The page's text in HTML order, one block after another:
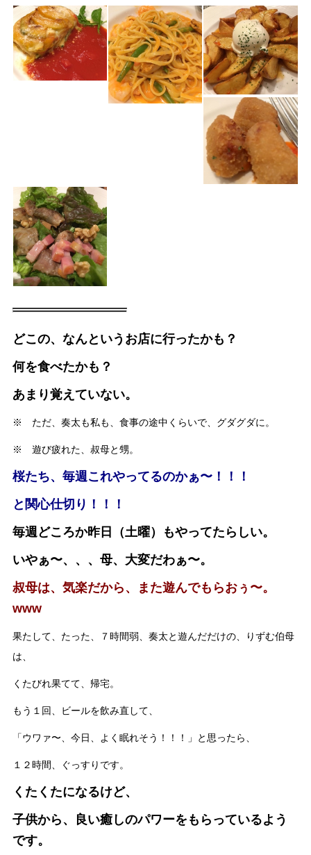
どこの、なんというお店に行ったかも？
何を食べたかも？
あまり覚えていない。
※ ただ、奏太も私も、食事の途中くらいで、グダグダに。
※ 遊び疲れた、叔母と甥。
桜たち、毎週これやってるのかぁ〜！！！
と関心仕切り！！！
毎週どころか昨日（土曜）もやってたらしい。
いやぁ〜、、、母、大変だわぁ〜。
叔母は、気楽だから、また遊んでもらおぅ〜。
www
果たして、たった、７時間弱、奏太と遊んだだけの、りずむ伯母
は、
くたびれ果てて、帰宅。
もう１回、ビールを飲み直して、
「ウワァ〜、今日、よく眠れそう！！！」と思ったら、
１２時間、ぐっすりです。
くたくたになるけど、
子供から、良い癒しのパワーをもらっているよう
です。